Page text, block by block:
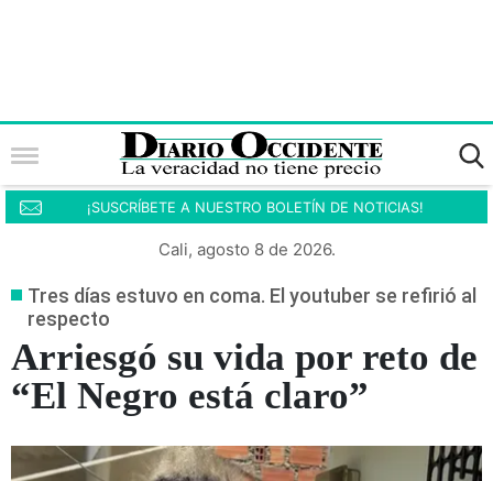
¡SUSCRÍBETE A NUESTRO BOLETÍN DE NOTICIAS!
Cali, agosto 8 de 2026.
Tres días estuvo en coma. El youtuber se refirió al
respecto
Arriesgó su vida por reto de
“El Negro está claro”